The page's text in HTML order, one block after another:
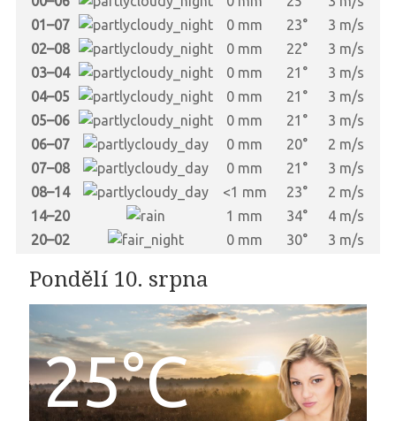
01–07
0 mm 23°
3 m/s
02–08
0 mm 22°
3 m/s
03–04
0 mm 21°
3 m/s
04–05
0 mm 21°
3 m/s
05–06
0 mm 21°
3 m/s
06–07
0 mm 20°
2 m/s
07–08
0 mm 21°
3 m/s
08–14
<1 mm 23°
2 m/s
14–20
1 mm 34°
4 m/s
20–02
0 mm 30° 3 m/s
Pondělí 10. srpna
25°C